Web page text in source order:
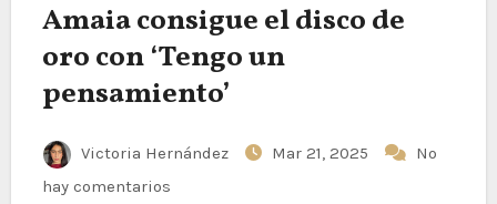
Amaia consigue el disco de
oro con ‘Tengo un
pensamiento’
Victoria Hernández Mar 21, 2025
No
hay comentarios